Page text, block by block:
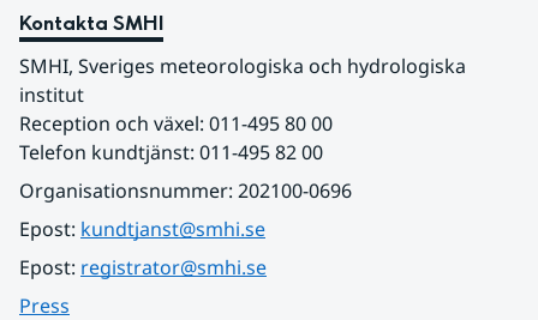
Kontakta SMHI
SMHI, Sveriges meteorologiska och hydrologiska
institut
Reception och växel: 011-495 80 00
Telefon kundtjänst: 011-495 82 00
Organisationsnummer: 202100-0696
Epost: kundtjanst@smhi.se
Epost: registrator@smhi.se
Press